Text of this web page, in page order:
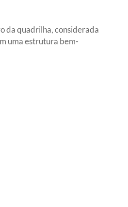
da quadrilha, considerada
uma estrutura bem-